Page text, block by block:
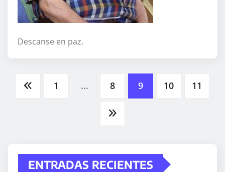
Descanse en paz.
Paginación
entradas
1 … 8 9 10 11
ENTRADAS RECIENTES